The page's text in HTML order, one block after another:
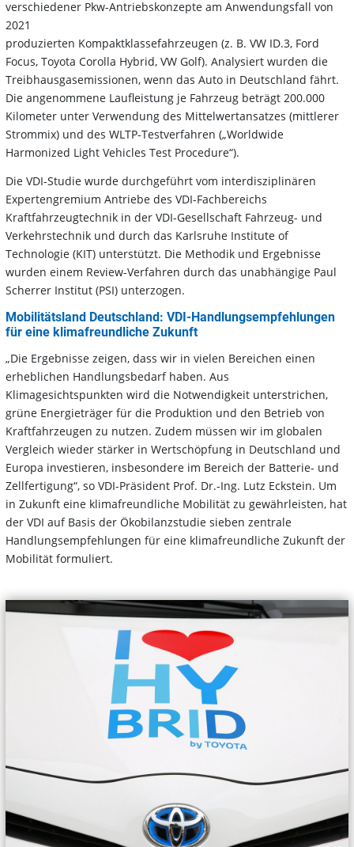
verschiedener Pkw-Antriebskonzepte am Anwendungsfall von
2021
produzierten Kompaktklassefahrzeugen (z. B. VW ID.3, Ford
Focus, Toyota Corolla Hybrid, VW Golf). Analysiert wurden die
Treibhausgasemissionen, wenn das Auto in Deutschland fährt.
Die angenommene Laufleistung je Fahrzeug beträgt 200.000
Kilometer unter Verwendung des Mittelwertansatzes (mittlerer
Strommix) und des WLTP-Testverfahren („Worldwide
Harmonized Light Vehicles Test Procedure“).
Die VDI-Studie wurde durchgeführt vom interdisziplinären
Expertengremium Antriebe des VDI-Fachbereichs
Kraftfahrzeugtechnik in der VDI-Gesellschaft Fahrzeug- und
Verkehrstechnik und durch das Karlsruhe Institute of
Technologie (KIT) unterstützt. Die Methodik und Ergebnisse
wurden einem Review-Verfahren durch das unabhängige Paul
Scherrer Institut (PSI) unterzogen.
Mobilitätsland Deutschland: VDI-Handlungsempfehlungen
für eine klimafreundliche Zukunft
„Die Ergebnisse zeigen, dass wir in vielen Bereichen einen
erheblichen Handlungsbedarf haben. Aus
Klimagesichtspunkten wird die Notwendigkeit unterstrichen,
grüne Energieträger für die Produktion und den Betrieb von
Kraftfahrzeugen zu nutzen. Zudem müssen wir im globalen
Vergleich wieder stärker in Wertschöpfung in Deutschland und
Europa investieren, insbesondere im Bereich der Batterie- und
Zellfertigung“, so VDI-Präsident Prof. Dr.-Ing. Lutz Eckstein. Um
in Zukunft eine klimafreundliche Mobilität zu gewährleisten, hat
der VDI auf Basis der Ökobilanzstudie sieben zentrale
Handlungsempfehlungen für eine klimafreundliche Zukunft der
Mobilität formuliert.